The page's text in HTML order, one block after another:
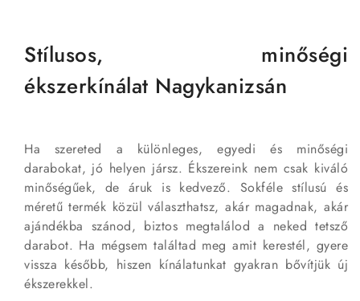
Stílusos, minőségi
ékszerkínálat Nagykanizsán
Ha szereted a különleges, egyedi és minőségi
darabokat, jó helyen jársz. Ékszereink nem csak kiváló
minőségűek, de áruk is kedvező. Sokféle stílusú és
méretű termék közül választhatsz, akár magadnak, akár
ajándékba szánod, biztos megtalálod a neked tetsző
darabot. Ha mégsem találtad meg amit kerestél, gyere
vissza később, hiszen kínálatunkat gyakran bővítjük új
ékszerekkel.